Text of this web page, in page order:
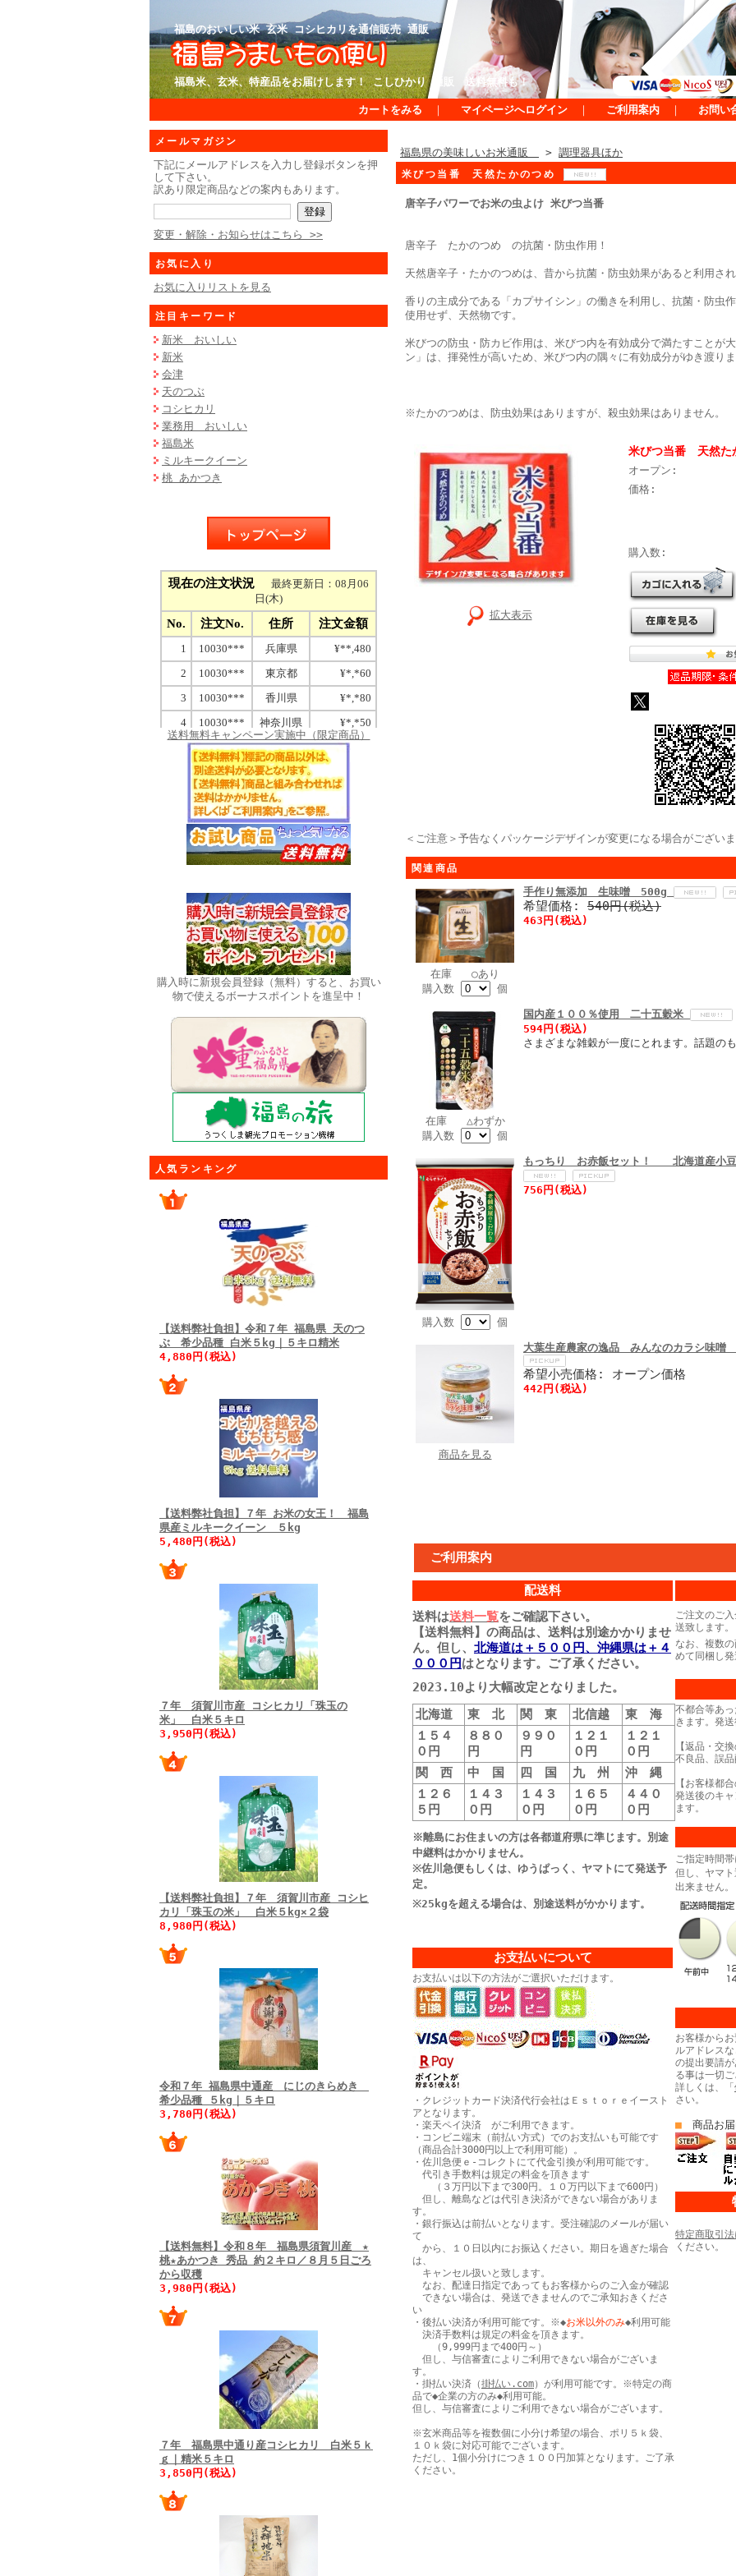
福島のおいしい米 玄米 コシヒカリを通信販売 通販
福島米、玄米、特産品をお届けします！ こしひかり 通販 送料無料も！
カートをみる ｜ マイページへログイン ｜ ご利用案内 ｜ お問い
メールマガジン
下記にメールアドレスを入力し登録ボタンを押
して下さい。
訳あり限定商品などの案内もあります。
変更・解除・お知らせはこちら >>
お気に入り
お気に入りリストを見る
注目キーワード
新米 おいしい
新米
会津
天のつぶ
コシヒカリ
業務用 おいしい
福島米
ミルキークイーン
桃 あかつき
送料無料キャンペーン実施中（限定商品）
購入時に新規会員登録（無料）すると、お買い
物で使えるボーナスポイントを進呈中！
人気ランキング
【送料弊社負担】令和７年 福島県 天のつ
ぶ 希少品種 白米５kg｜５キロ精米
4,880円(税込)
【送料弊社負担】７年 お米の女王！ 福島
県産ミルキークイーン ５kg
5,480円(税込)
７年 須賀川市産 コシヒカリ「珠玉の
米」 白米５キロ
3,950円(税込)
【送料弊社負担】７年 須賀川市産 コシヒ
カリ「珠玉の米」 白米５kg×２袋
8,980円(税込)
令和７年 福島県中通産 にじのきらめき
希少品種 ５kg｜５キロ
3,780円(税込)
【送料無料】令和８年 福島県須賀川産 ★
桃★あかつき 秀品 約２キロ／８月５日ごろ
から収穫
3,980円(税込)
７年 福島県中通り産コシヒカリ 白米５ｋ
ｇ｜精米５キロ
3,850円(税込)
福島県の美味しいお米通販 > 調理器具ほか
米びつ当番 天然たかのつめ
唐辛子パワーでお米の虫よけ 米びつ当番
唐辛子 たかのつめ の抗菌・防虫作用！
天然唐辛子・たかのつめは、昔から抗菌・防虫効果があると利用され
香りの主成分である「カプサイシン」の働きを利用し、抗菌・防虫
使用せず、天然物です。
米びつの防虫・防カビ作用は、米びつ内を有効成分で満たすことが
ン」は、揮発性が高いため、米びつ内の隅々に有効成分がゆき渡りま
※たかのつめは、防虫効果はありますが、殺虫効果はありません。
拡大表示
米びつ当番 天然た
オープン:
価格:
購入数:
＜ご注意＞予告なくパッケージデザインが変更になる場合がございま
関連商品
在庫 ○あり
購入数
個
手作り無添加 生味噌 500g
希望価格: 540円(税込)
463円(税込)
在庫 △わずか
購入数
個
国内産１００％使用 二十五穀米
594円(税込)
さまざまな雑穀が一度にとれます。話題の
購入数 個
もっちり お赤飯セット！ 北海道産小豆
756円(税込)
商品を見る
大葉生産農家の逸品 みんなのカラシ味噌
希望小売価格: オープン価格
442円(税込)
ご利用案内
配送料
送料は送料一覧をご確認下さい。
【送料無料】の商品は、送料は別途かかりませ
ん。但し、 北海道は＋５００円、沖縄県は＋４
０００円はとなります。ご了承ください。
2023.10より大幅改定となりました。
北海道
東 北 関 東 北信越
東 海
１５４
０円
８８０
円
９９０
円
１２１
０円
１２１
０円
関 西
中 国 四 国 九 州
沖 縄
１２６
５円
１４３
０円
１４３
０円
１６５
０円
４４０
０円
※離島にお住まいの方は各都道府県に準じます。別途
中継料はかかりません。
※佐川急便もしくは、ゆうぱっく、ヤマトにて発送予
定。
※25kgを超える場合は、別途送料がかかります。
お支払いについて
お支払いは以下の方法がご選択いただけます。
・クレジットカード決済代行会社はＥｓｔｏｒｅイースト
アとなります。
・楽天ペイ決済 がご利用できます。
・コンビニ端末（前払い方式）でのお支払いも可能です
（商品合計3000円以上で利用可能）。
・佐川急便ｅ-コレクトにて代金引換が利用可能です。
代引き手数料は規定の料金を頂きます
（３万円以下まで300円。１０万円以下まで600円）
但し、離島などは代引き決済ができない場合がありま
す。
・銀行振込は前払いとなります。受注確認のメールが届い
て
から、１０日以内にお振込ください。期日を過ぎた場合
は、
キャンセル扱いと致します。
なお、配達日指定であってもお客様からのご入金が確認
できない場合は、発送できませんのでご承知おきくださ
い
・後払い決済が利用可能です。※◆お米以外のみ◆利用可能
決済手数料は規定の料金を頂きます。
（9,999円まで400円～）
但し、与信審査によりご利用できない場合がございま
す。
・掛払い決済（掛払い.com）が利用可能です。※特定の商
品で◆企業の方のみ◆利用可能。
但し、与信審査によりご利用できない場合がございます。
※玄米商品等を複数個に小分け希望の場合、ポリ５ｋ袋、
１０ｋ袋に対応可能でございます。
ただし、1個小分けにつき１００円加算となります。ご了承
ください。
ご注文のご
送致します。
なお、複数
めて同梱し発
不都合等あ
きます。発
【返品・交換
不良品、誤品
【お客様都
発送後のキ
ます。
ご指定時間
但し、ヤマ
出来ません。
お客様から
ルアドレス
の提出要請
る事は一切ご
詳しくは、「
さい。
■ 商品お
特定商取引
ください。